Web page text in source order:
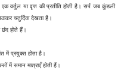
वर्तुल या वृत्त की प्रतीति होती है। सर्प जब कुंडली
चतुर्दिक देखता है।
छंद होते हैं।
में प्रयुक्त होता है।
में समान मात्राएँ होती हैं।